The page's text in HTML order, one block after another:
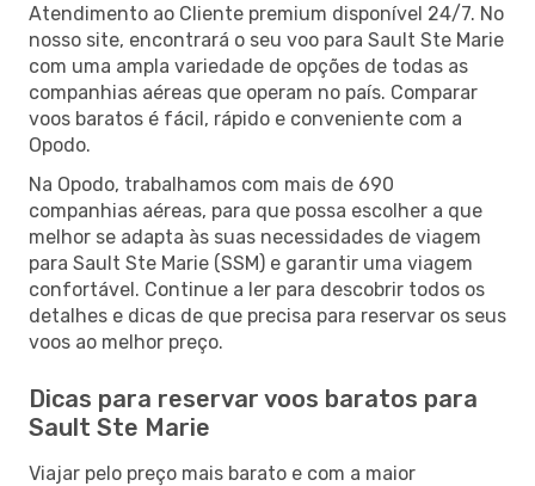
Atendimento ao Cliente premium disponível 24/7. No
nosso site, encontrará o seu voo para Sault Ste Marie
com uma ampla variedade de opções de todas as
companhias aéreas que operam no país. Comparar
voos baratos é fácil, rápido e conveniente com a
Opodo.
Na Opodo, trabalhamos com mais de 690
companhias aéreas, para que possa escolher a que
melhor se adapta às suas necessidades de viagem
para Sault Ste Marie (SSM) e garantir uma viagem
confortável. Continue a ler para descobrir todos os
detalhes e dicas de que precisa para reservar os seus
voos ao melhor preço.
Dicas para reservar voos baratos para
Sault Ste Marie
Viajar pelo preço mais barato e com a maior